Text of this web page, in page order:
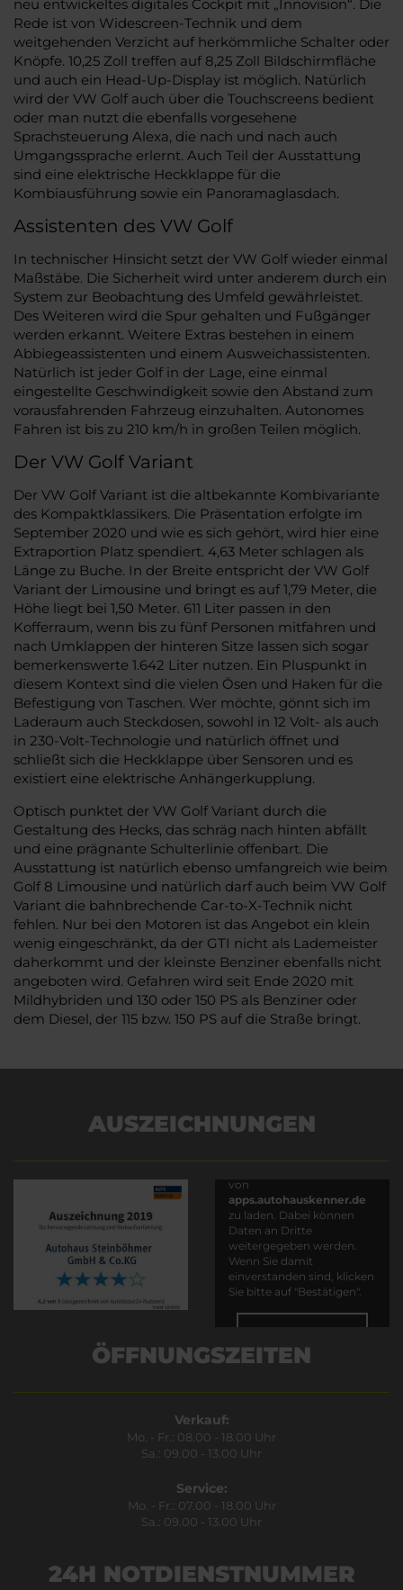
neu entwickeltes digitales Cockpit mit „Innovision“. Die
Rede ist von Widescreen-Technik und dem
weitgehenden Verzicht auf herkömmliche Schalter oder
Knöpfe. 10,25 Zoll treffen auf 8,25 Zoll Bildschirmfläche
und auch ein Head-Up-Display ist möglich. Natürlich
wird der VW Golf auch über die Touchscreens bedient
oder man nutzt die ebenfalls vorgesehene
Sprachsteuerung Alexa, die nach und nach auch
Umgangssprache erlernt. Auch Teil der Ausstattung
sind eine elektrische Heckklappe für die
Kombiausführung sowie ein Panoramaglasdach.
Assistenten des VW Golf
In technischer Hinsicht setzt der VW Golf wieder einmal
Maßstäbe. Die Sicherheit wird unter anderem durch ein
System zur Beobachtung des Umfeld gewährleistet.
Des Weiteren wird die Spur gehalten und Fußgänger
werden erkannt. Weitere Extras bestehen in einem
Abbiegeassistenten und einem Ausweichassistenten.
Natürlich ist jeder Golf in der Lage, eine einmal
eingestellte Geschwindigkeit sowie den Abstand zum
vorausfahrenden Fahrzeug einzuhalten. Autonomes
Fahren ist bis zu 210 km/h in großen Teilen möglich.
Der VW Golf Variant
Der VW Golf Variant ist die altbekannte Kombivariante
des Kompaktklassikers. Die Präsentation erfolgte im
September 2020 und wie es sich gehört, wird hier eine
Extraportion Platz spendiert. 4,63 Meter schlagen als
Länge zu Buche. In der Breite entspricht der VW Golf
Variant der Limousine und bringt es auf 1,79 Meter, die
Höhe liegt bei 1,50 Meter. 611 Liter passen in den
Kofferraum, wenn bis zu fünf Personen mitfahren und
nach Umklappen der hinteren Sitze lassen sich sogar
bemerkenswerte 1.642 Liter nutzen. Ein Pluspunkt in
diesem Kontext sind die vielen Ösen und Haken für die
Befestigung von Taschen. Wer möchte, gönnt sich im
Laderaum auch Steckdosen, sowohl in 12 Volt- als auch
in 230-Volt-Technologie und natürlich öffnet und
schließt sich die Heckklappe über Sensoren und es
existiert eine elektrische Anhängerkupplung.
Optisch punktet der VW Golf Variant durch die
Gestaltung des Hecks, das schräg nach hinten abfällt
und eine prägnante Schulterlinie offenbart. Die
Ausstattung ist natürlich ebenso umfangreich wie beim
Golf 8 Limousine und natürlich darf auch beim VW Golf
Variant die bahnbrechende Car-to-X-Technik nicht
fehlen. Nur bei den Motoren ist das Angebot ein klein
wenig eingeschränkt, da der GTI nicht als Lademeister
daherkommt und der kleinste Benziner ebenfalls nicht
angeboten wird. Gefahren wird seit Ende 2020 mit
Mildhybriden und 130 oder 150 PS als Benziner oder
dem Diesel, der 115 bzw. 150 PS auf die Straße bringt.
AUSZEICHNUNGEN
von
apps.autohauskenner.de
zu laden. Dabei können
Daten an Dritte
weitergegeben werden.
Wenn Sie damit
einverstanden sind, klicken
Sie bitte auf "Bestätigen".
ÖFFNUNGSZEITEN
Verkauf:
Mo. - Fr.: 08.00 - 18.00 Uhr
Sa.: 09.00 - 13.00 Uhr
Service:
Mo. - Fr.: 07.00 - 18.00 Uhr
Sa.: 09.00 - 13.00 Uhr
24H NOTDIENSTNUMMER